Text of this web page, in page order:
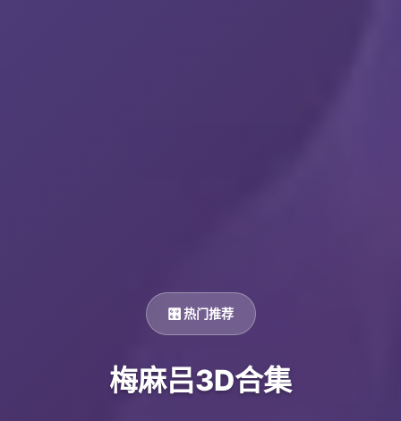
🎛️ 热门推荐
梅麻吕3D合集